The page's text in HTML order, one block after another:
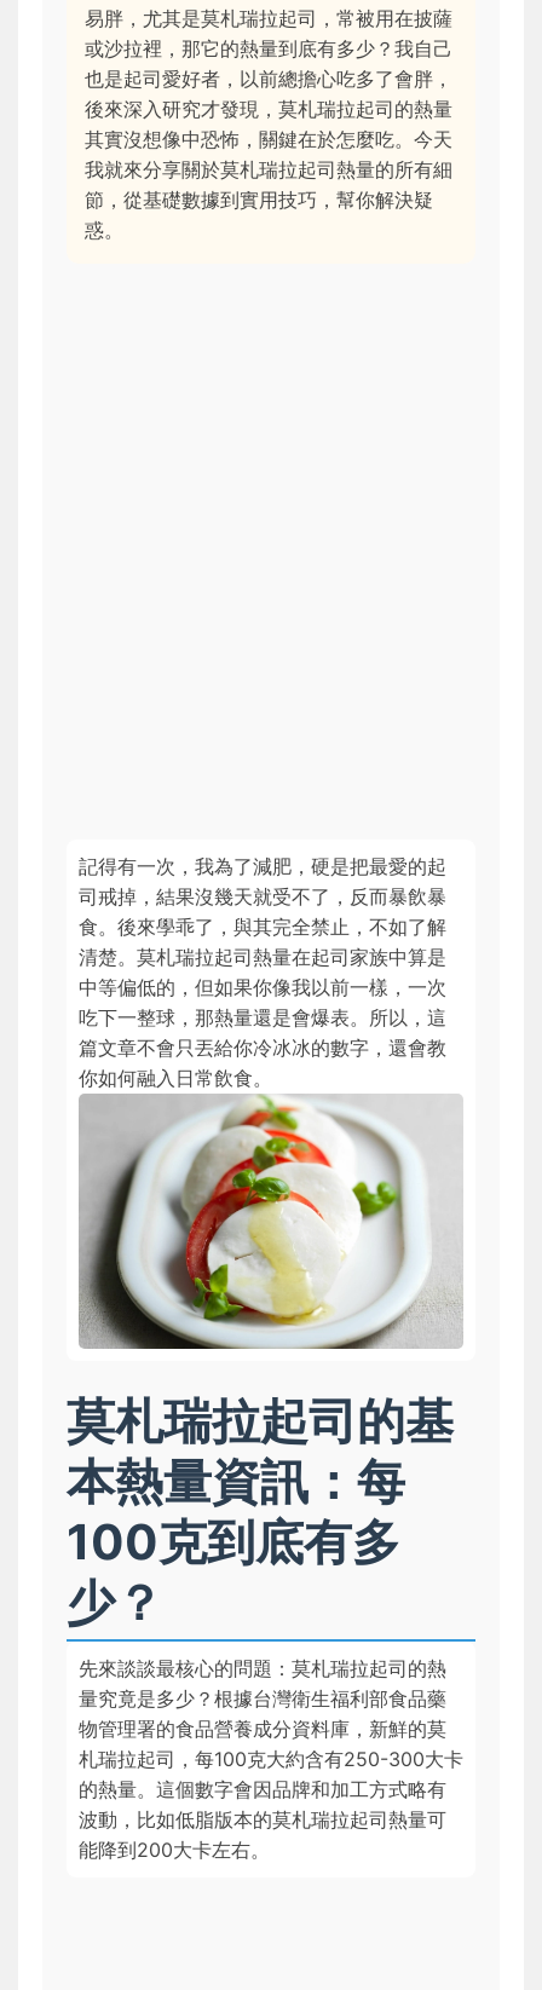
易胖，尤其是莫札瑞拉起司，常被用在披薩
或沙拉裡，那它的熱量到底有多少？我自己
也是起司愛好者，以前總擔心吃多了會胖，
後來深入研究才發現，莫札瑞拉起司的熱量
其實沒想像中恐怖，關鍵在於怎麼吃。今天
我就來分享關於莫札瑞拉起司熱量的所有細
節，從基礎數據到實用技巧，幫你解決疑
惑。
記得有一次，我為了減肥，硬是把最愛的起
司戒掉，結果沒幾天就受不了，反而暴飲暴
食。後來學乖了，與其完全禁止，不如了解
清楚。莫札瑞拉起司熱量在起司家族中算是
中等偏低的，但如果你像我以前一樣，一次
吃下一整球，那熱量還是會爆表。所以，這
篇文章不會只丟給你冷冰冰的數字，還會教
你如何融入日常飲食。
莫札瑞拉起司的基
本熱量資訊：每
100克到底有多
少？
先來談談最核心的問題：莫札瑞拉起司的熱
量究竟是多少？根據台灣衛生福利部食品藥
物管理署的食品營養成分資料庫，新鮮的莫
札瑞拉起司，每100克大約含有250-300大卡
的熱量。這個數字會因品牌和加工方式略有
波動，比如低脂版本的莫札瑞拉起司熱量可
能降到200大卡左右。